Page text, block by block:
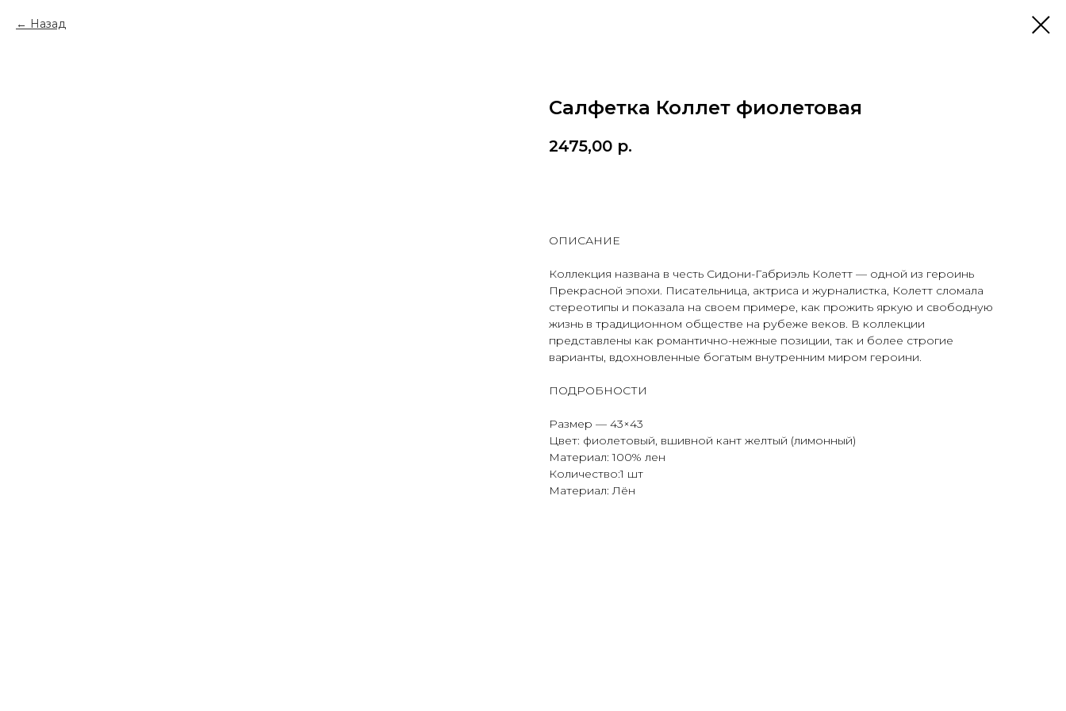
Назад
Салфетка Коллет фиолетовая
2475,00 р.
ОПИСАНИЕ
Коллекция названа в честь Сидони-Габриэль Колетт — одной из героинь
Прекрасной эпохи. Писательница, актриса и журналистка, Колетт сломала
стереотипы и показала на своем примере, как прожить яркую и свободную
жизнь в традиционном обществе на рубеже веков. В коллекции
представлены как романтично-нежные позиции, так и более строгие
варианты, вдохновленные богатым внутренним миром героини.
ПОДРОБНОСТИ
Размер — 43×43
Цвет: фиолетовый, вшивной кант желтый (лимонный)
Материал: 100% лен
Количество:1 шт
Материал: Лён